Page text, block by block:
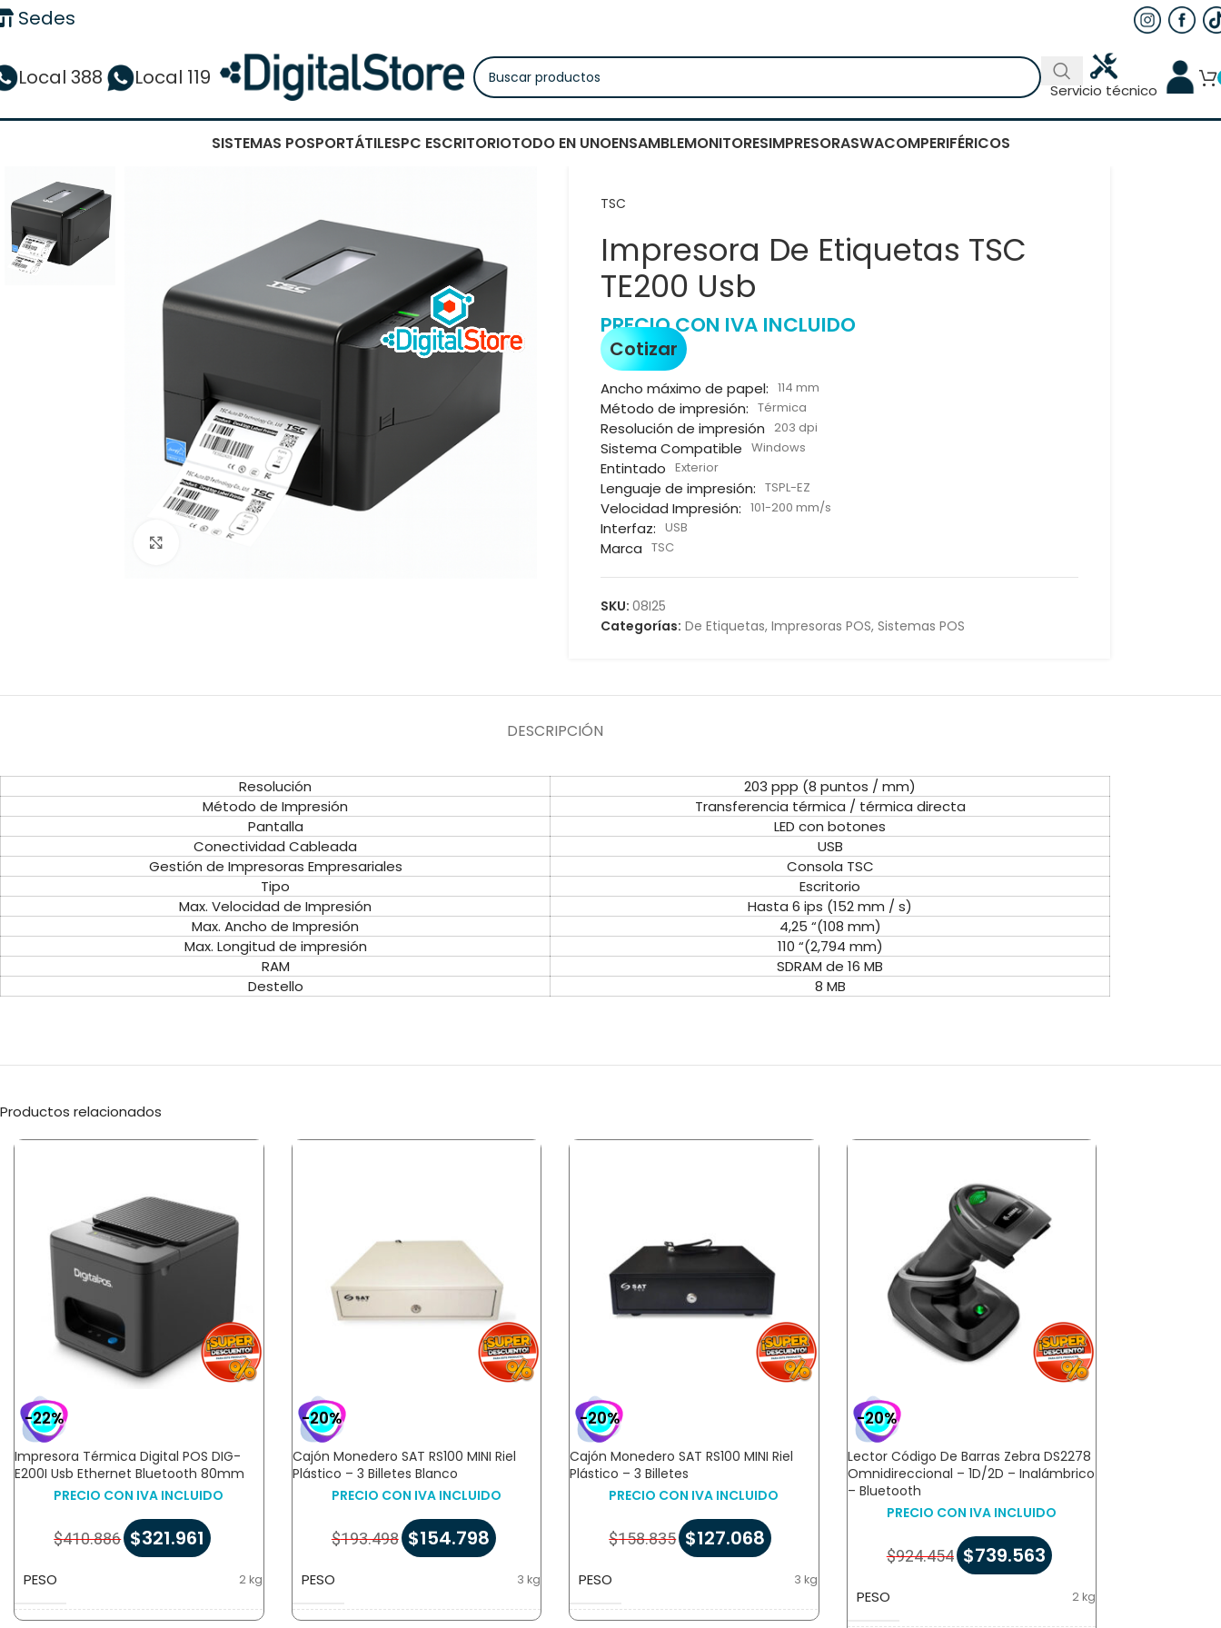
Sedes
Local 388 Local 119
Servicio técnico
SISTEMAS POSPORTÁTILESPC ESCRITORIOTODO EN UNOENSAMBLEMONITORESIMPRESORASWACOMPERIFÉRICOS
Haga clic para ampliar
TSC
Impresora De Etiquetas TSC
TE200 Usb
PRECIO CON IVA INCLUIDO
Cotizar
Ancho máximo de papel: 114 mm
Método de impresión: Térmica
Resolución de impresión 203 dpi
Sistema Compatible Windows
Entintado Exterior
Lenguaje de impresión: TSPL-EZ
Velocidad Impresión: 101-200 mm/s
Interfaz: USB
Marca TSC
SKU: 08I25
Categorías: De Etiquetas, Impresoras POS, Sistemas POS
DESCRIPCIÓN
Resolución
203 ppp (8 puntos / mm)
Método de Impresión
Transferencia térmica / térmica directa
Pantalla
LED con botones
Conectividad Cableada
USB
Gestión de Impresoras Empresariales
Consola TSC
Tipo
Escritorio
Max. Velocidad de Impresión
Hasta 6 ips (152 mm / s)
Max. Ancho de Impresión
4,25 “(108 mm)
Max. Longitud de impresión
110 “(2,794 mm)
RAM
SDRAM de 16 MB
Destello
8 MB
Productos relacionados
-22%
Impresora Térmica Digital POS DIG-
E200I Usb Ethernet Bluetooth 80mm
PRECIO CON IVA INCLUIDO
$410.886 $321.961
PESO 2 kg
-20%
Cajón Monedero SAT RS100 MINI Riel
Plástico – 3 Billetes Blanco
PRECIO CON IVA INCLUIDO
$193.498 $154.798
PESO 3 kg
-20%
Cajón Monedero SAT RS100 MINI Riel
Plástico – 3 Billetes
PRECIO CON IVA INCLUIDO
$158.835 $127.068
PESO 3 kg
-20%
Lector Código De Barras Zebra DS2278
Omnidireccional – 1D/2D – Inalámbrico
– Bluetooth
PRECIO CON IVA INCLUIDO
$924.454 $739.563
PESO 2 kg